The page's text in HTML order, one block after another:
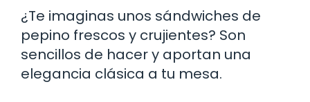
¿Te imaginas unos sándwiches de
pepino frescos y crujientes? Son
sencillos de hacer y aportan una
elegancia clásica a tu mesa.